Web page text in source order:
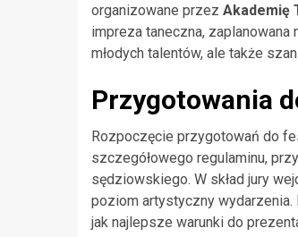
organizowane przez Akademię
impreza taneczna,
młodych talentów, ale także
Przygotowania
Rozpoczęcie przygotowań do
szczegółowego regulaminu,
sędziowskiego. W skład jury
poziom artystyczny
jak najlepsze warunki do